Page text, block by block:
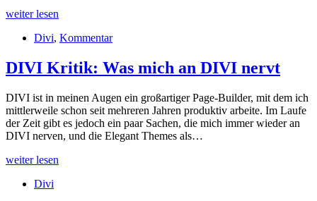
weiter lesen
Post
&
DIVI
und
Footer
Divi, Kommentar
DIVI Kritik: Was mich an DIVI nervt
DIVI ist in meinen Augen ein großartiger Page-Builder, mit dem ich
mittlerweile schon seit mehreren Jahren produktiv arbeite. Im Laufe
der Zeit gibt es jedoch ein paar Sachen, die mich immer wieder an
DIVI nerven, und die Elegant Themes als…
weiter lesen
Divi